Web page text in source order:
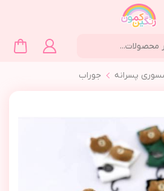
پسرانه جوراب